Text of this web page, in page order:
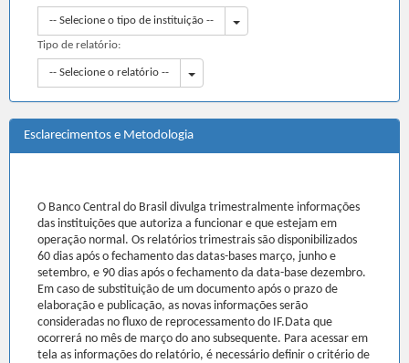
-- Selecione o tipo de instituição -- Toggle Dropdown
Tipo de relatório:
-- Selecione o relatório -- Toggle Dropdown
Esclarecimentos e Metodologia
O Banco Central do Brasil divulga trimestralmente informações
das instituições que autoriza a funcionar e que estejam em
operação normal. Os relatórios trimestrais são disponibilizados
60 dias após o fechamento das datas-bases março, junho e
setembro, e 90 dias após o fechamento da data-base dezembro.
Em caso de substituição de um documento após o prazo de
elaboração e publicação, as novas informações serão
consideradas no fluxo de reprocessamento do IF.Data que
ocorrerá no mês de março do ano subsequente. Para acessar em
tela as informações do relatório, é necessário definir o critério de